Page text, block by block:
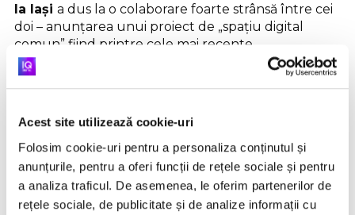
Acest site utilizează cookie-uri
Folosim cookie-uri pentru a personaliza conținutul și
anunțurile, pentru a oferi funcții de rețele sociale și pentru
a analiza traficul. De asemenea, le oferim partenerilor de
rețele sociale, de publicitate și de analize informații cu
la Iași a dus la o colaborare foarte strânsă între cei
doi – anunțarea unui proiect de „spațiu digital
comun” fiind printre cele mai recente.
Am „smuls” si de la cei doi invitați de la Brașov o
promisiune:
O ședință de lucru a Comisiei de IT din Camera
Promitem să o urmărim pusă în practică
MOMENTUL ESTE AICI >>43:46